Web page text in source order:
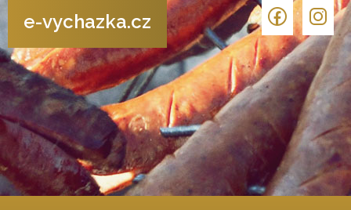
e-vychazka.cz